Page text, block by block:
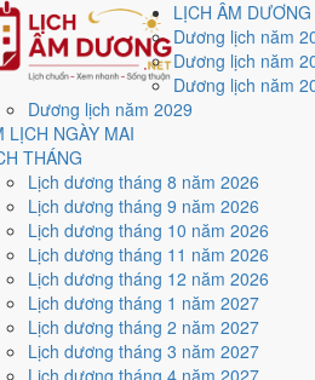
LỊCH ÂM DƯƠNG
Dương lịch năm
Dương lịch năm
Dương lịch năm
Dương lịch năm 2029
LỊCH NGÀY MAI
THÁNG
Lịch dương tháng 8 năm 2026
Lịch dương tháng 9 năm 2026
Lịch dương tháng 10 năm 2026
Lịch dương tháng 11 năm 2026
Lịch dương tháng 12 năm 2026
Lịch dương tháng 1 năm 2027
Lịch dương tháng 2 năm 2027
Lịch dương tháng 3 năm 2027
Lịch dương tháng 4 năm 2027
chủ
2009
âm dương
Minh An·Cập nhật: 30/07/2026
(Kỷ Sửu), Tết Nguyên đán vào26/1/2009
2009 có Thiên Can Kỷ hành Thổ, Địa
83 ngày đạt mức Tốt trở lên, dồn